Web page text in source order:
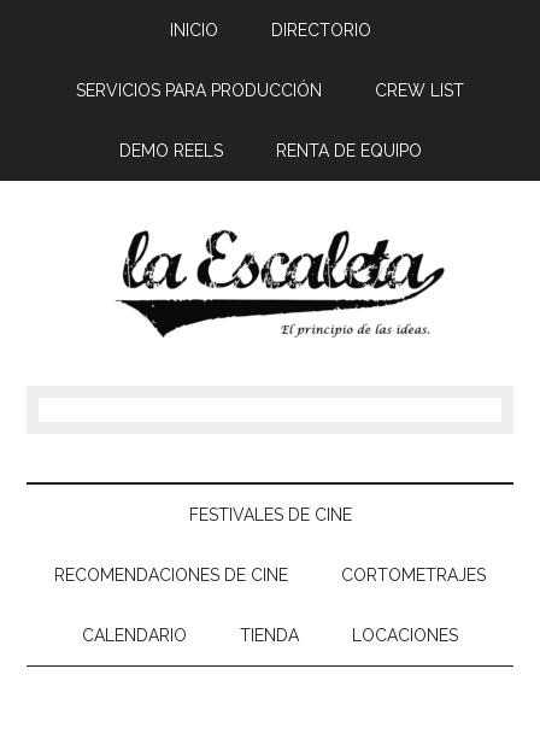
INICIO DIRECTORIO
SERVICIOS PARA PRODUCCIÓN CREW LIST
DEMO REELS RENTA DE EQUIPO
FESTIVALES DE CINE
RECOMENDACIONES DE CINE CORTOMETRAJES
CALENDARIO TIENDA LOCACIONES